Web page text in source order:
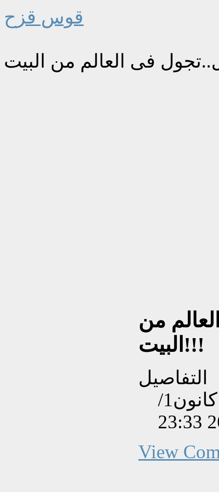
قوس قزح
من
البيت!!!
التفاصيل
تم إنشاءه بتاريخ الإثنين, 10 كانون1/
View